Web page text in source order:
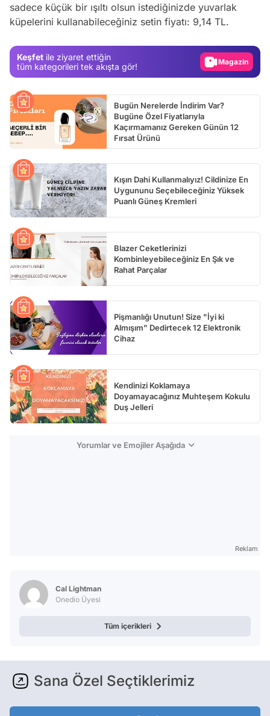
sadece küçük bir ışıltı olsun istediğinizde yuvarlak
küpelerini kullanabileceğiniz setin fiyatı: 9,14 TL.
Keşfet ile ziyaret ettiğin
tüm kategorileri tek akışta gör!
Video
Bugün Nerelerde İndirim Var?
Bugüne Özel Fiyatlarıyla
Kaçırmamanız Gereken Günün 12
Fırsat Ürünü
Kışın Dahi Kullanmalıyız! Cildinize En
Uygununu Seçebileceğiniz Yüksek
Puanlı Güneş Kremleri
Blazer Ceketlerinizi
Kombinleyebileceğiniz En Şık ve
Rahat Parçalar
Pişmanlığı Unutun! Size "İyi ki
Almışım" Dedirtecek 12 Elektronik
Cihaz
Kendinizi Koklamaya
Doyamayacağınız Muhteşem Kokulu
Duş Jelleri
Yorumlar ve Emojiler Aşağıda
Reklam
Cal Lightman
Onedio Üyesi
Tüm içerikleri
Sana Özel Seçtiklerimiz